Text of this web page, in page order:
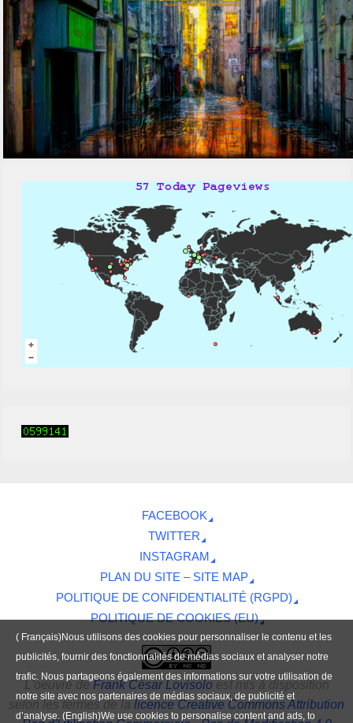
FACEBOOK
TWITTER
INSTAGRAM
PLAN DU SITE – SITE MAP
POLITIQUE DE CONFIDENTIALITÉ (RGPD)
POLITIQUE DE COOKIES (EU)
L'oeuvredeFrank César Lovisoloest mis à disposition
selon les termes de lalicence Creative Commons Attribution
( Français)Nous utilisons des cookies pour personnaliser le contenu et les
publicités, fournir des fonctionnalités de médias sociaux et analyser notre
trafic. Nous partageons également des informations sur votre utilisation de
notre site avec nos partenaires de médias sociaux, de publicité et
d’analyse. (English)We use cookies to personalise content and ads, to